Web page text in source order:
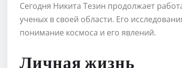
Сегодня Никита Тезин продолжает
ученых в своей области. Его
понимание космоса и его явлений.